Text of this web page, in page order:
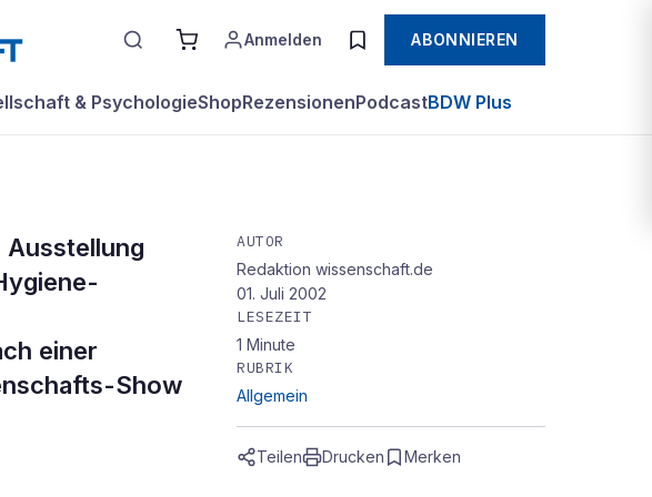
Anmelden ABONNIEREN
& PsychologieShopRezensionenPodcastBDW Plus
einer
Show
AUTOR
Redaktion wissenschaft.de
01. Juli 2002
LESEZEIT
1 Minute
RUBRIK
Allgemein
Teilen Drucken Merken